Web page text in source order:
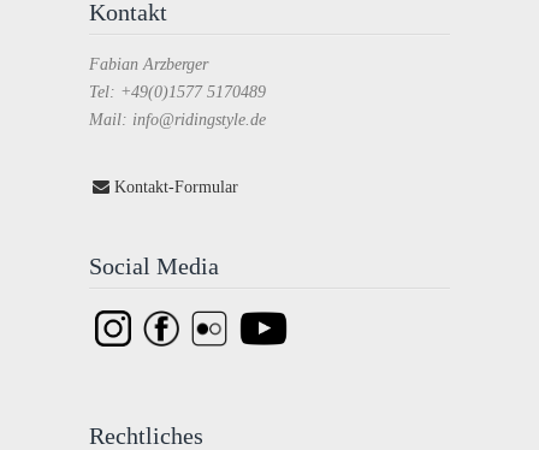
Kontakt
Fabian Arzberger
Tel: +49(0)1577 5170489
Mail: info@ridingstyle.de
Kontakt-Formular
Social Media
Rechtliches